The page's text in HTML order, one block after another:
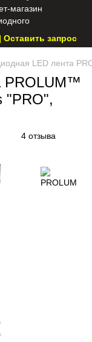
запрос
LED лента
PROLUM™
"PRO",
4 отзыва